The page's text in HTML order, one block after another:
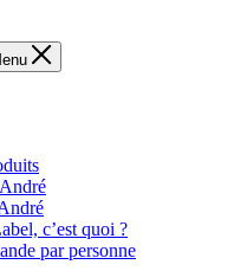
c’est quoi ?
par personne